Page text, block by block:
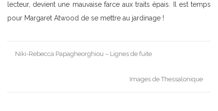
lecteur, devient une mauvaise farce aux traits épais. Il est temps
pour Margaret Atwood de se mettre au jardinage !
Post
Niki-Rebecca Papagheorghiou – Lignes de fuite
Images de Thessalonique